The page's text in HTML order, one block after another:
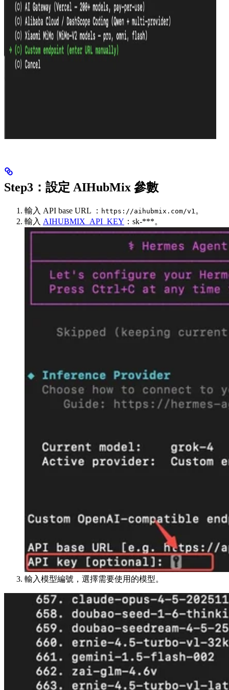
Step3：設定 AIHubMix 參數
輸入 API base URL ： https://aihubmix.com/v1 。
輸入 AIHUBMIX_API_KEY ：sk-***。
輸入模型編號，選擇需要使用的模型。